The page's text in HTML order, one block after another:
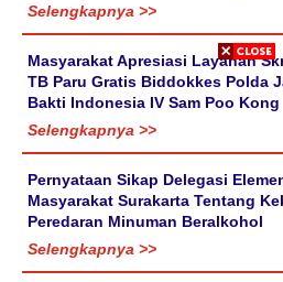
Selengkapnya >>
Masyarakat Apresiasi Layanan
TB Paru Gratis Biddokkes Polda
Bakti Indonesia IV Sam Poo Kong
Selengkapnya >>
Pernyataan Sikap Delegasi
Masyarakat Surakarta Tentang
Peredaran Minuman Beralkohol
Selengkapnya >>